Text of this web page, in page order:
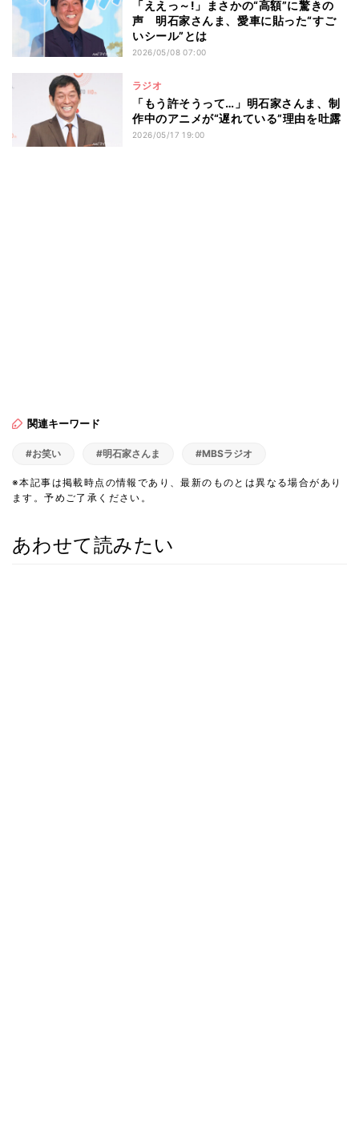
「ええっ～!」まさかの“高額”に驚きの
声 明石家さんま、愛車に貼った“すご
いシール”とは
2026/05/08 07:00
ラジオ
「もう許そうって…」明石家さんま、制
作中のアニメが“遅れている”理由を吐露
2026/05/17 19:00
関連キーワード
#お笑い #明石家さんま #MBSラジオ
※本記事は掲載時点の情報であり、最新のものとは異なる場合があり
ます。予めご了承ください。
あわせて読みたい